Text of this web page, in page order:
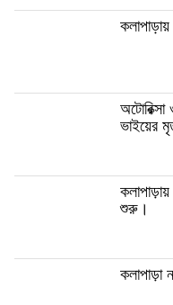
ভাইয়ের
শুরু।
কলাপাড়া